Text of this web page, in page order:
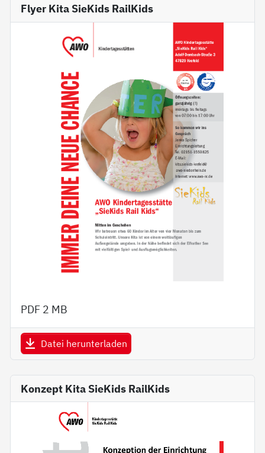
Flyer Kita SieKids RailKids
PDF 2 MB
Datei herunterladen
Konzept Kita SieKids RailKids